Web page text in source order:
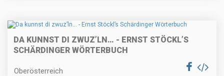
DA KUNNST DI ZWUZ’LN… - ERNST STÖCKL’S
SCHÄRDINGER WÖRTERBUCH
Oberösterreich